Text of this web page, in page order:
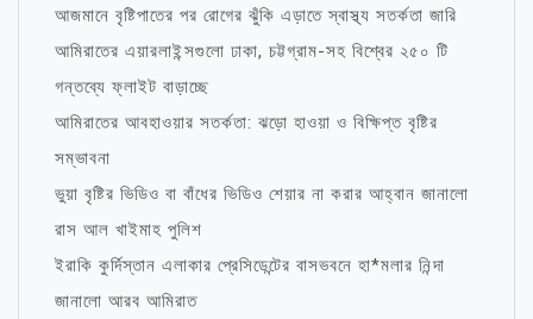
আজমানে বৃষ্টিপাতের পর রোগের ঝুঁকি এড়াতে স্বাস্থ্য সতর্কতা জারি
আমিরাতের এয়ারলাইন্সগুলো ঢাকা, চট্টগ্রাম-সহ বিশ্বের ২৫০ টি
গন্তব্যে ফ্লাইট বাড়াচ্ছে
আমিরাতের আবহাওয়ার সতর্কতা: ঝড়ো হাওয়া ও বিক্ষিপ্ত বৃষ্টির
সম্ভাবনা
ভুয়া বৃষ্টির ভিডিও বা বাঁধের ভিডিও শেয়ার না করার আহ্বান জানালো
রাস আল খাইমাহ পুলিশ
ইরাকি কুর্দিস্তান এলাকার প্রেসিডেন্টের বাসভবনে হা*মলার নিন্দা
জানালো আরব আমিরাত